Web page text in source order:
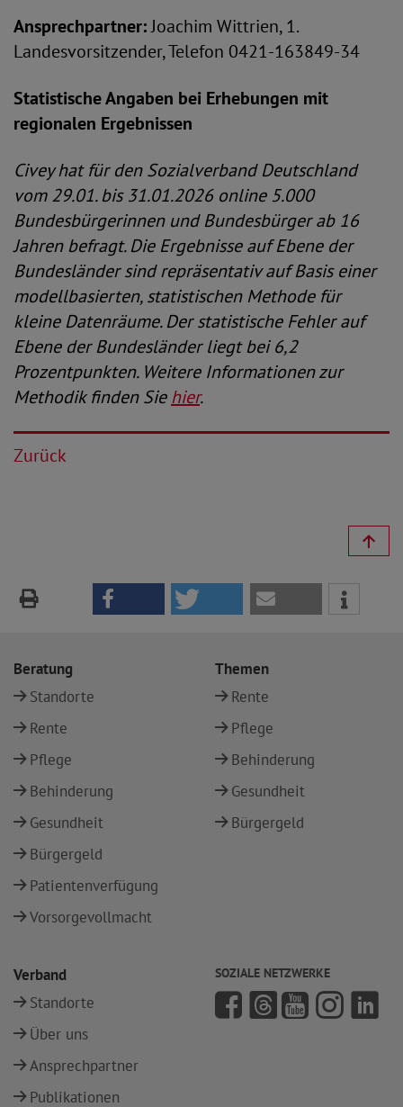
Ansprechpartner:Joachim Wittrien, 1.
Landesvorsitzender, Telefon 0421-163849-34
Statistische Angaben bei Erhebungen mit
regionalen Ergebnissen
Civey hat für den Sozialverband Deutschland
vom 29.01. bis 31.01.2026 online 5.000
Bundesbürgerinnen und Bundesbürger ab 16
Jahren befragt. Die Ergebnisse auf Ebene der
Bundesländer sind repräsentativ auf Basis einer
modellbasierten, statistischen Methode für
kleine Datenräume. Der statistische Fehler auf
Ebene der Bundesländer liegt bei 6,2
Prozentpunkten. Weitere Informationen zur
Methodik finden Siehier.
Zurück
Beratung
Standorte
Rente
Pflege
Behinderung
Gesundheit
Bürgergeld
Patientenverfügung
Vorsorgevollmacht
Themen
Rente
Pflege
Behinderung
Gesundheit
Bürgergeld
Verband
Standorte
Über uns
Ansprechpartner
Publikationen
SOZIALE NETZWERKE